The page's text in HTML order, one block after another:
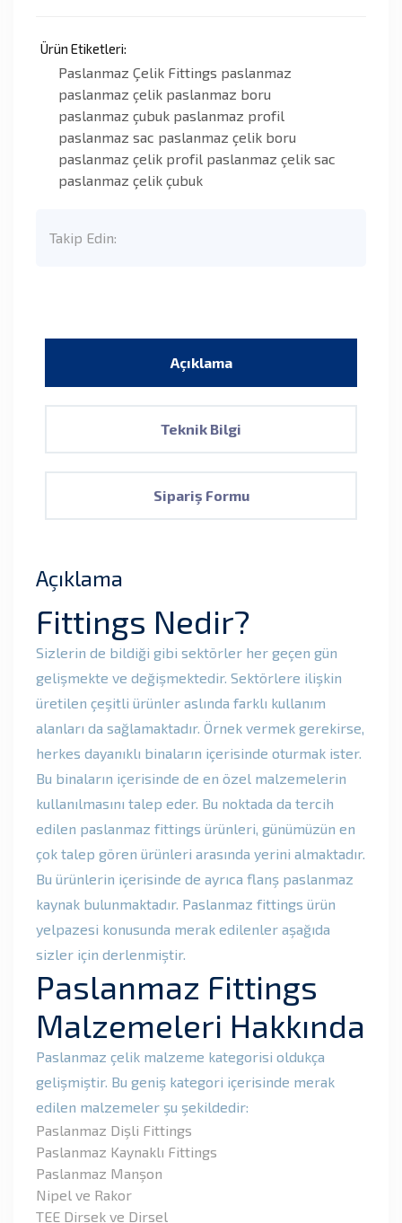
Ürün Etiketleri:
Paslanmaz Çelik Fittings paslanmaz
paslanmaz çelik paslanmaz boru
paslanmaz çubuk paslanmaz profil
paslanmaz sac paslanmaz çelik boru
paslanmaz çelik profil paslanmaz çelik sac
paslanmaz çelik çubuk
Takip Edin:
Açıklama
Teknik Bilgi
Sipariş Formu
Açıklama
Fittings Nedir?
Sizlerin de bildiği gibi sektörler her geçen gün
gelişmekte ve değişmektedir. Sektörlere ilişkin
üretilen çeşitli ürünler aslında farklı kullanım
alanları da sağlamaktadır. Örnek vermek gerekirse,
herkes dayanıklı binaların içerisinde oturmak ister.
Bu binaların içerisinde de en özel malzemelerin
kullanılmasını talep eder. Bu noktada da tercih
edilen paslanmaz fittings ürünleri, günümüzün en
çok talep gören ürünleri arasında yerini almaktadır.
Bu ürünlerin içerisinde de ayrıca flanş paslanmaz
kaynak bulunmaktadır. Paslanmaz fittings ürün
yelpazesi konusunda merak edilenler aşağıda
sizler için derlenmiştir.
Paslanmaz Fittings
Malzemeleri Hakkında
Paslanmaz çelik malzeme kategorisi oldukça
gelişmiştir. Bu geniş kategori içerisinde merak
edilen malzemeler şu şekildedir:
Paslanmaz Dişli Fittings
Paslanmaz Kaynaklı Fittings
Paslanmaz Manşon
Nipel ve Rakor
TEE Dirsek ve Dirsel